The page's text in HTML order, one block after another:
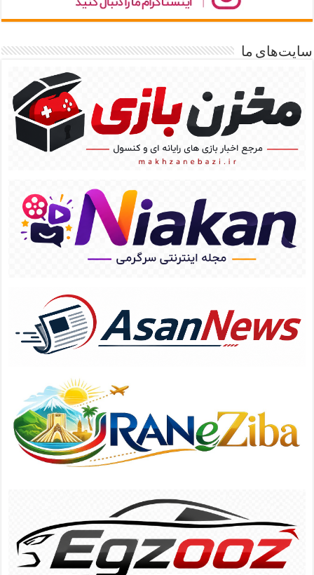
سایت‌های ما